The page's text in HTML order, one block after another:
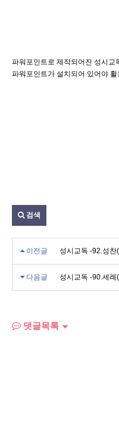
파워포인트로 제작되어진 성시교
파워포인트가 설치되어 있어야 활
검색
이전글 성시교독 -92.성찬
다음글 성시교독 -90.세례
댓글목록